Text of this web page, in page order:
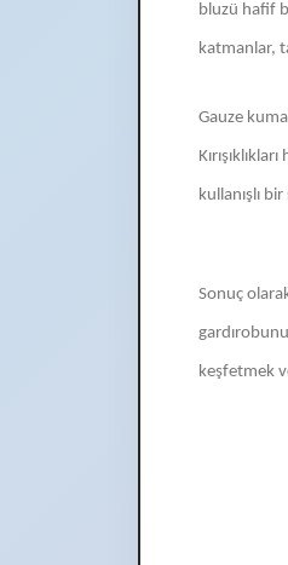
bluzü hafif
katmanlar,
Gauze
kullanışlı
Sonuç
keşfetmek